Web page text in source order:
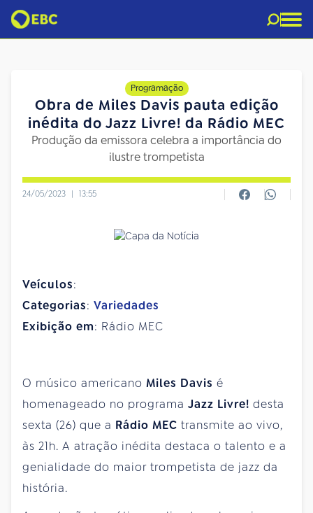
Programação
Obra de Miles Davis pauta edição
inédita do Jazz Livre! da Rádio MEC
Produção da emissora celebra a importância do
ilustre trompetista
24/05/2023 | 13:55
Veículos:
Categorias: Variedades
Exibição em: Rádio MEC
O músico americano Miles Davis é
homenageado no programa Jazz Livre! desta
sexta (26) que a Rádio MEC transmite ao vivo,
às 21h. A atração inédita destaca o talento e a
genialidade do maior trompetista de jazz da
história.